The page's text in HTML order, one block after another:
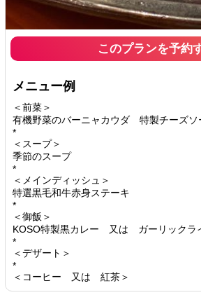
このプランを予約
メニュー例
＜前菜＞
有機野菜のバーニャカウダ 特製チーズソ
*
＜スープ＞
季節のスープ
*
＜メインディッシュ＞
特選黒毛和牛赤身ステーキ
*
＜御飯＞
KOSO特製黒カレー 又は ガーリック
*
＜デザート＞
*
＜コーヒー 又は 紅茶＞